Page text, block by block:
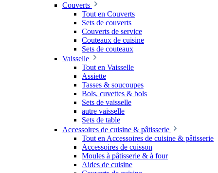
Couverts
Tout en Couverts
Sets de couverts
Couverts de service
Couteaux de cuisine
Sets de couteaux
Vaisselle
Tout en Vaisselle
Assiette
Tasses & soucoupes
Bols, cuvettes & bols
Sets de vaisselle
autre vaisselle
Sets de table
Accessoires de cuisine & pâtisserie
Tout en Accessoires de cuisine & pâtisserie
Accessoires de cuisson
Moules à pâtisserie & à four
Aides de cuisine